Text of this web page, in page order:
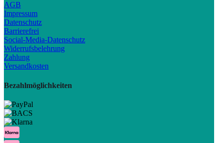
AGB
Impressum
Datenschutz
Barrierefrei
Social-Media-Datenschutz
Widerrufsbelehrung
Zahlung
Versandkosten
Bezahlmöglichkeiten